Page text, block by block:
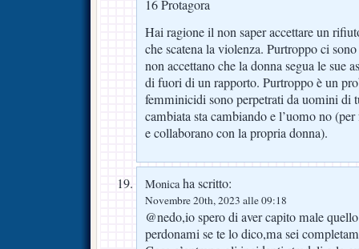
16 Protagora
Hai ragione il non saper accettare un
che scatena la violenza. Purtroppo ci
non accettano che la donna segua le sue
di fuori di un rapporto. Purtroppo è un
femminicidi sono perpetrati da uomini di
cambiata sta cambiando e l’uomo no
e collaborano con la propria donna).
Monicaha scritto:
Novembre 20th, 2023 alle 09:18
@nedo,io spero di aver capito male
perdonami se te lo dico,ma sei